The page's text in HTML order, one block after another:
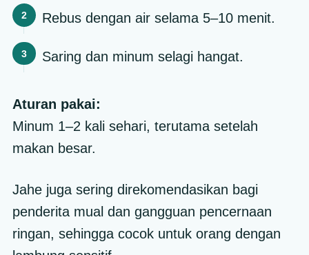
Rebus dengan air selama 5–10 menit.
Saring dan minum selagi hangat.
Aturan pakai:
Minum 1–2 kali sehari, terutama setelah
makan besar.
Jahe juga sering direkomendasikan bagi
penderita mual dan gangguan pencernaan
ringan, sehingga cocok untuk orang dengan